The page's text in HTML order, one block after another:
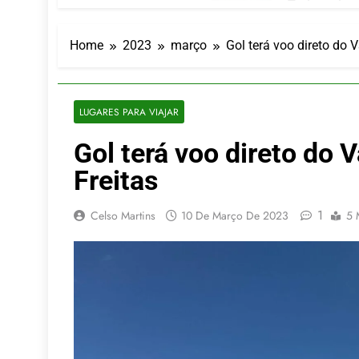
Turismo
Hotel
Executivo
5 De Agosto De
Azul
Home 2023 março Gol terá voo direto do
LUGARES PARA VIAJAR
Gol terá voo direto do
Freitas
Celso Martins 10 De Março De 2023 1 5